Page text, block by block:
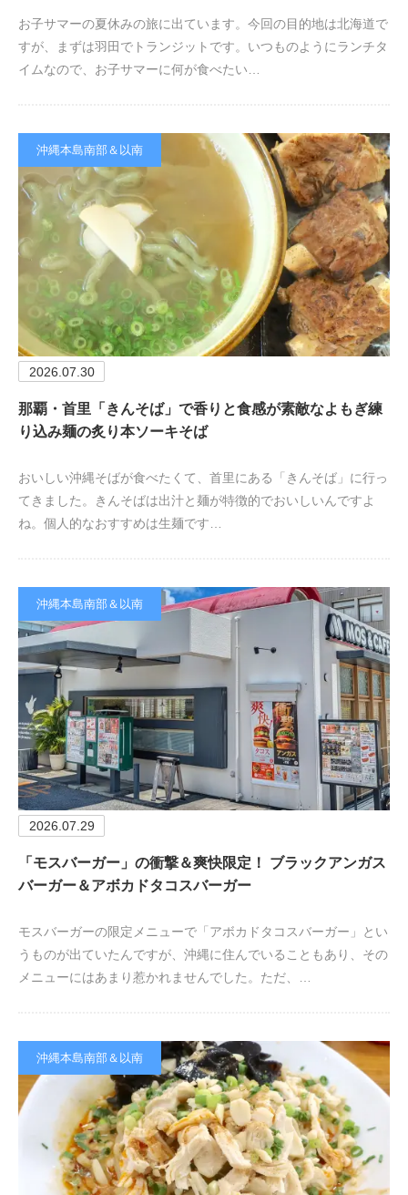
お子サマーの夏休みの旅に出ています。今回の目的地は北海道で
すが、まずは羽田でトランジットです。いつものようにランチタ
イムなので、お子サマーに何が食べたい…
沖縄本島南部＆以南
2026.07.30
那覇・首里「きんそば」で香りと食感が素敵なよもぎ練
り込み麺の炙り本ソーキそば
おいしい沖縄そばが食べたくて、首里にある「きんそば」に行っ
てきました。きんそばは出汁と麺が特徴的でおいしいんですよ
ね。個人的なおすすめは生麺です…
沖縄本島南部＆以南
2026.07.29
「モスバーガー」の衝撃＆爽快限定！ ブラックアンガス
バーガー＆アボカドタコスバーガー
モスバーガーの限定メニューで「アボカドタコスバーガー」とい
うものが出ていたんですが、沖縄に住んでいることもあり、その
メニューにはあまり惹かれませんでした。ただ、…
沖縄本島南部＆以南